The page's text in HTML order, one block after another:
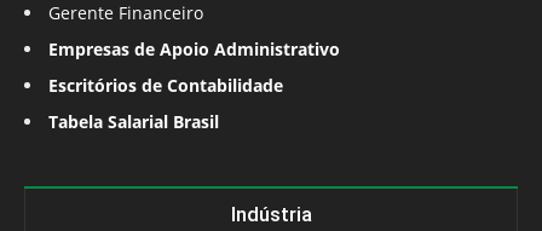
Gerente Financeiro
Empresas de Apoio Administrativo
Escritórios de Contabilidade
Tabela Salarial Brasil
Indústria